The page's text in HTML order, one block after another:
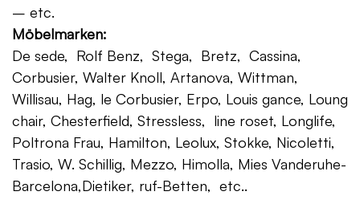
– etc.
Möbelmarken:
De sede, Rolf Benz, Stega, Bretz, Cassina,
Corbusier, Walter Knoll, Artanova, Wittman,
Willisau, Hag, le Corbusier, Erpo, Louis gance, Loung
chair, Chesterfield, Stressless, line roset, Longlife,
Poltrona Frau, Hamilton, Leolux, Stokke, Nicoletti,
Trasio, W. Schillig, Mezzo, Himolla, Mies Vanderuhe-
Barcelona,Dietiker, ruf-Betten, etc..